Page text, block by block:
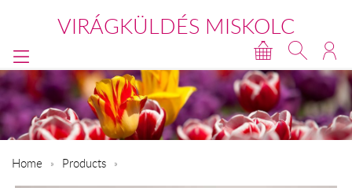
VIRÁGKÜLDÉS MISKOLC
Home Products